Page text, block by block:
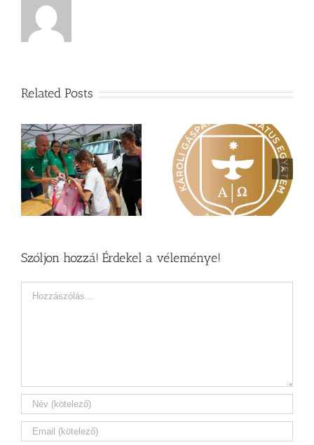
Related Posts
Nagy érdeklődés övezi
a Károli képzéseit
Vasárnapi üzenet –
Zsoltárok 149
Szóljon hozzá! Érdekel a véleménye!
Hozzászólás